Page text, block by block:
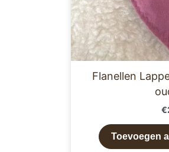
Flanellen
€
Toevoegen